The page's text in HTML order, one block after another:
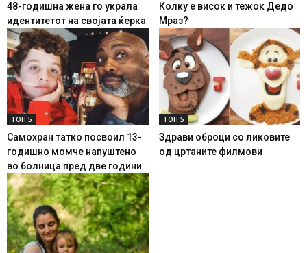
48-годишна жена го украла
идентитетот на својата ќерка
Колку е висок и тежок Дедо
Мраз?
ТОП 5
Самохран татко посвоил 13-
годишно момче напуштено
во болница пред две години
ТОП 5
Здрави оброци со ликовите
од цртаните филмови